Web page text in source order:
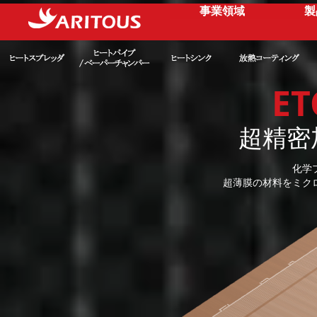
事業領域
超精
化学
超薄膜の材料をミク